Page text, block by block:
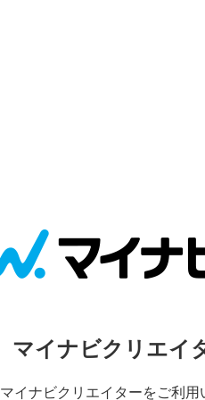
マイナビクリエイ
イナビクリエイターをご利